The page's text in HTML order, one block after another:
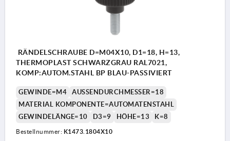
RÄNDELSCHRAUBE D=M04X10, D1=18, H=13,
THERMOPLAST SCHWARZGRAU RAL7021,
KOMP:AUTOM.STAHL BP BLAU-PASSIVIERT
GEWINDE=M4
AUSSENDURCHMESSER=18
MATERIAL KOMPONENTE=AUTOMATENSTAHL
GEWINDELÄNGE=10
D3=9 HÖHE=13 K=8
Bestellnummer: K1473.1804X10